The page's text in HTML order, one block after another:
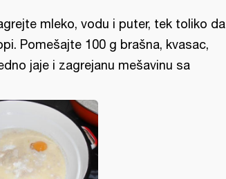
mleko, vodu i puter, tek toliko da
Pomešajte 100 g brašna, kvasac,
jaje i zagrejanu mešavinu sa